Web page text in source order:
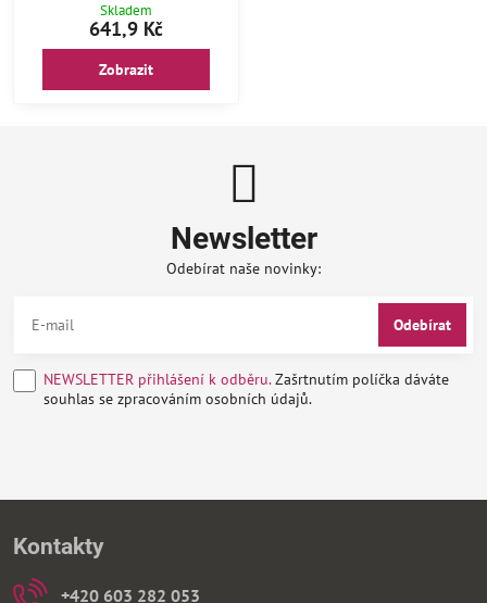
Skladem
641,9 Kč
Zobrazit
Newsletter
Odebírat naše novinky:
Odebírat
NEWSLETTER přihlášení k odběru.Zašrtnutím políčka dáváte
souhlas se zpracováním osobních údajů.
Kontakty
+420 603 282 053